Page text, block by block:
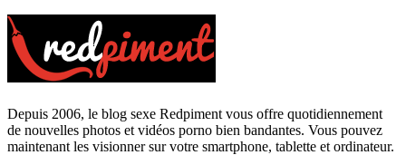
Depuis 2006, le blog sexe Redpiment vous offre quotidiennement
de nouvelles photos et vidéos porno bien bandantes. Vous pouvez
maintenant les visionner sur votre smartphone, tablette et ordinateur.